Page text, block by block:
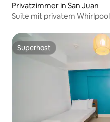
Privatzimmer in San Juan
Suite mit privatem Whirlpool
Superhost
Superhost